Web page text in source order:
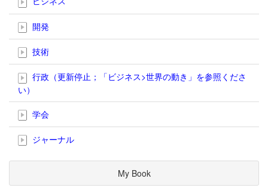
開発
技術
行政（更新停止；「ビジネス>世界の動き」を参照くださ
い）
学会
ジャーナル
My Book